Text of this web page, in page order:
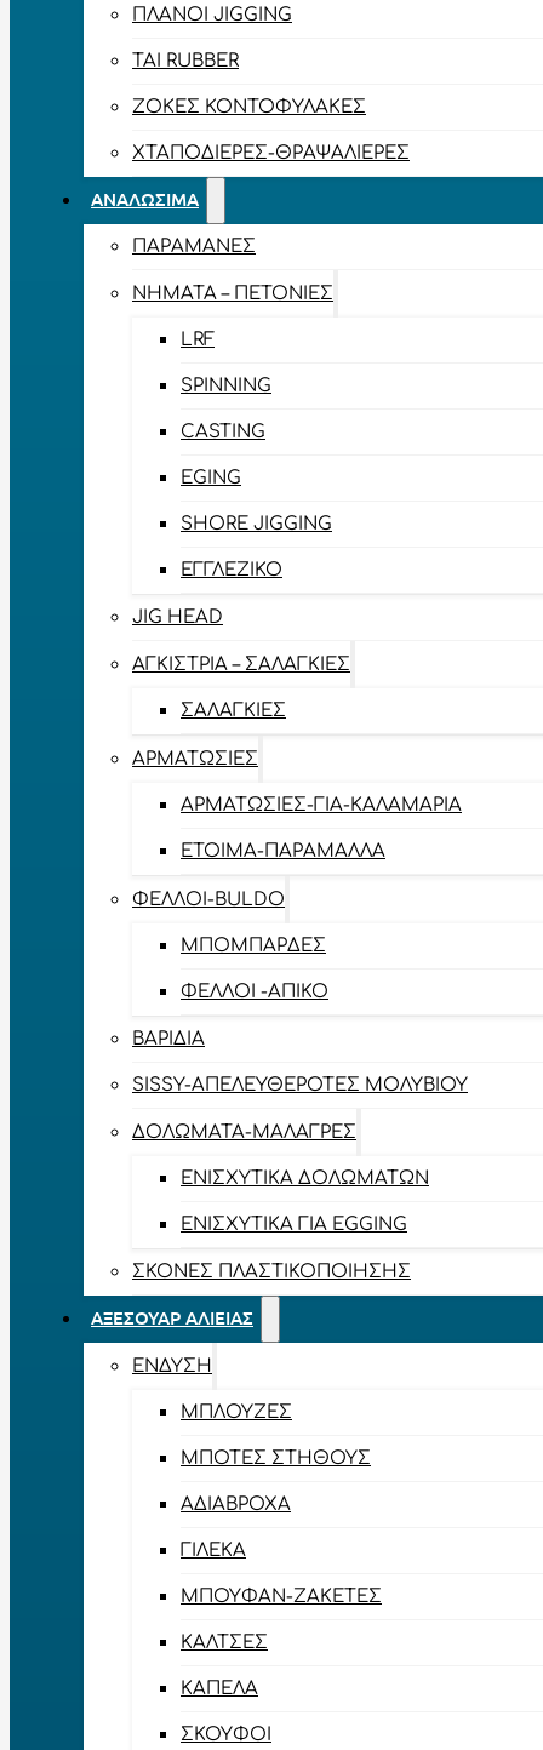
ΠΛΆΝΟΙ JIGGING
TAI RUBBER
ΖΌΚΕΣ ΚΟΝΤΟΦΎΛΑΚΕΣ
ΧΤΑΠΟΔΙΈΡΕΣ-ΘΡΑΨΑΛΙΈΡΕΣ
ΑΝΑΛΏΣΙΜΑ
ΠΑΡΑΜΆΝΕΣ
ΝΉΜΑΤΑ – ΠΕΤΟΝΙΈΣ
LRF
SPINNING
CASTING
EGING
SHORE JIGGING
ΕΓΓΛΈΖΙΚΟ
JIG HEAD
ΑΓΚΊΣΤΡΙΑ – ΣΑΛΑΓΚΙΈΣ
ΣΑΛΑΓΚΙΈΣ
ΑΡΜΑΤΩΣΙΈΣ
ΑΡΜΑΤΩΣΙΈΣ-ΓΙΑ-ΚΑΛΑΜΆΡΙΑ
ΈΤΟΙΜΑ-ΠΑΡΆΜΑΛΛΑ
ΦΕΛΛΟΊ-BULDO
ΜΠΟΜΠΆΡΔΕΣ
ΦΕΛΛΟΊ -ΑΠΊΚΟ
ΒΑΡΊΔΙΑ
SISSY-ΑΠΕΛΕΥΘΕΡΟΤΈΣ ΜΟΛΥΒΙΟΎ
ΔΟΛΏΜΑΤΑ-ΜΑΛΆΓΡΕΣ
ΕΝΙΣΧΥΤΙΚΆ ΔΟΛΩΜΆΤΩΝ
ΕΝΙΣΧΥΤΙΚΆ ΓΙΑ EGGING
ΣΚΌΝΕΣ ΠΛΑΣΤΙΚΟΠΟΊΗΣΗΣ
ΑΞΕΣΟΥΆΡ ΑΛΙΕΊΑΣ
ΈΝΔΥΣΗ
ΜΠΛΟΎΖΕΣ
ΜΠΌΤΕΣ ΣΤΉΘΟΥΣ
ΑΔΙΆΒΡΟΧΑ
ΓΙΛΈΚΑ
ΜΠΟΥΦΆΝ-ΖΑΚΈΤΕΣ
ΚΆΛΤΣΕΣ
ΚΑΠΈΛΑ
ΣΚΟΎΦΟΙ